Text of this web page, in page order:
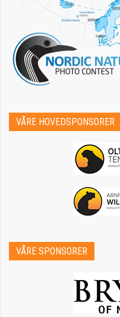
VÅRE HOVEDSPONSORER
VÅRE SPONSORER